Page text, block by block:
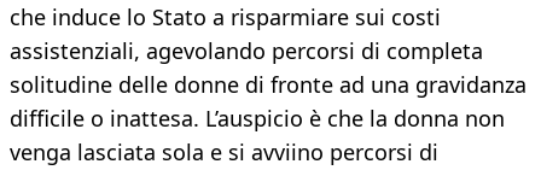
che induce lo Stato a risparmiare sui costi
assistenziali, agevolando percorsi di completa
solitudine delle donne di fronte ad una gravidanza
difficile o inattesa. L’auspicio è che la donna non
venga lasciata sola e si avviino percorsi di